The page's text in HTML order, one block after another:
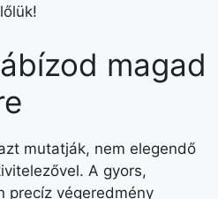
magad
mutatják, nem elegendő
A gyors,
precíz végeredmény